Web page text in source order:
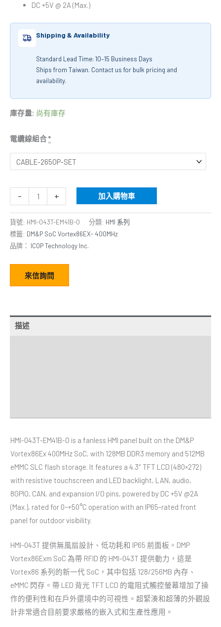
DC +5V @ 2A (Max.)
Shipping & Availability
Standard Lead Time: 10–15 Business Days
Ships from Taiwan. Contact us for bulk pricing and
availability.
庫存量: 尚有庫存
電纜線組合*
- + 加入購物車
貨號: HMI-043T-EM41B-O 分類: HMI 系列
標籤: DM&P SoC Vortex86EX- 400MHz
品牌： ICOP Technology Inc.
來信詢問
描述
HMI-043T-EM41B-O is a fanless HMI panel built on the DM&P
Vortex86Ex 400MHz SoC, with 128MB DDR3 memory and 512MB
eMMC SLC flash storage. It features a 4.3″ TFT LCD (480×272)
with resistive touchscreen and LED backlight, LAN, audio,
8GPIO, CAN, and expansion I/O pins, powered by DC +5V @2A
(Max.), rated for 0~+50°C operation with an IP65-rated front
panel for outdoor visibility.
HMI-043T 提供無風扇設計、低功耗和 IP65 前面板。DMP
Vortex86Exm SoC 為帶 RFID 的 HMI-043T 提供動力，這是
Vortex86 系列的新一代 SoC，其中包括 128/256MB 內存、
eMMC 閃存。帶 LED 背光 TFT LCD 的電阻式觸控螢幕增加了操
作的便利性和在戶外還境中的可視性。超緊湊和超薄的外觀設
計非常適合目前要求嚴格的嵌入式和生產性應用。